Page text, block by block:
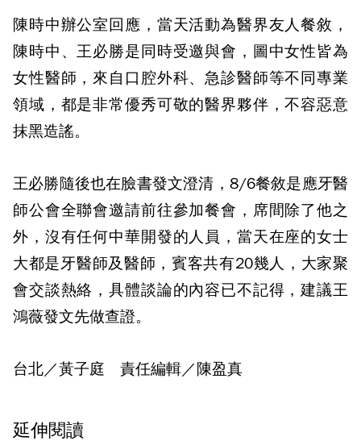
陳時中辦公室回應，當天活動為醫界友人餐敘，
陳時中、王必勝是同時受邀與會，圖中女性皆為
女性醫師，來自口腔外科、急診醫師等不同專業
領域，都是非常優秀可敬的醫界夥伴，不容惡意
抹黑造謠。
王必勝隨後也在臉書發文澄清，8/6餐敘是應牙醫
師公會全聯會邀請前往參加餐會，席間除了他之
外，沒有任何中華開發的人員，當天在座的女士
大都是牙醫師及醫師，賓客共有20幾人，大家聚
會交談熱絡，具體談論的內容已不記得，建議王
鴻薇發文先做查證。
台北／黃子庭 責任編輯／陳盈真
延伸閱讀